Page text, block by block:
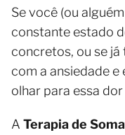
Se você (ou
constante estado
concretos, ou se
com a ansiedade e
olhar para essa
A Terapia de